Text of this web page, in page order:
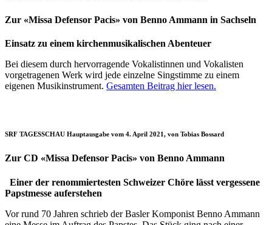
Zur «Missa Defensor Pacis» von Benno Ammann in Sachseln
Einsatz zu einem kirchenmusikalischen Abenteuer
Bei diesem durch hervorragende Vokalistinnen und Vokalisten
vorgetragenen Werk wird jede einzelne Singstimme zu einem
eigenen Musikinstrument. Gesamten Beitrag hier lesen.
SRF TAGESSCHAU Hauptausgabe vom 4. April 2021, von Tobias Bossard
Zur CD «Missa Defensor Pacis» von Benno Ammann
Einer der renommiertesten Schweizer Chöre lässt vergessene
Papstmesse auferstehen
Vor rund 70 Jahren schrieb der Basler Komponist Benno Ammann